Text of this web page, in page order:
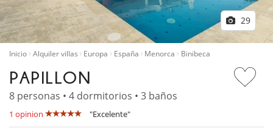
29
Inicio Alquiler villas Europa España Menorca Binibeca
PAPILLON
8 personas • 4 dormitorios • 3 baños
1 opinion "Excelente"